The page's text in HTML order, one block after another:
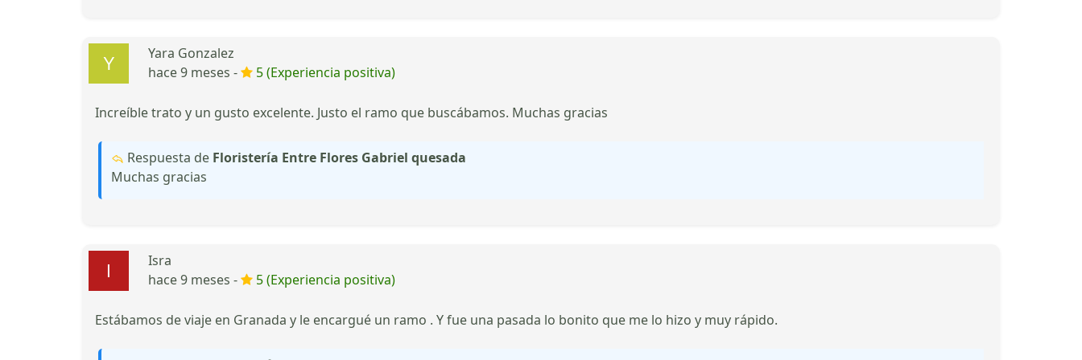
Yara Gonzalez
hace 9 meses -
5 (Experiencia positiva)
Increíble trato y un gusto excelente. Justo el ramo que buscábamos. Muchas gracias
Respuesta de Floristería Entre Flores Gabriel quesada
Muchas gracias
Isra
hace 9 meses -
5 (Experiencia positiva)
Estábamos de viaje en Granada y le encargué un ramo . Y fue una pasada lo bonito que me lo hizo y muy rápido.